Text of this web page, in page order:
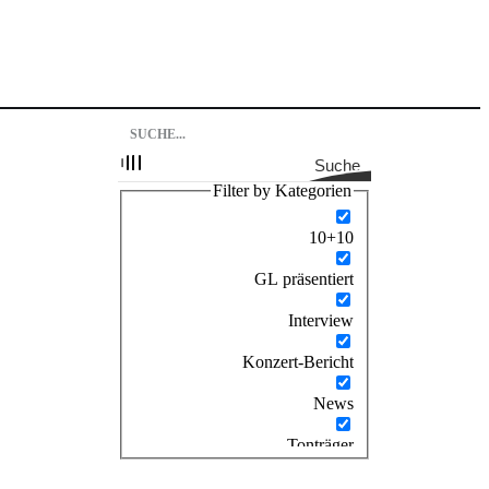
Suche
Filter by Kategorien
10+10
GL präsentiert
Interview
Konzert-Bericht
News
Tonträger